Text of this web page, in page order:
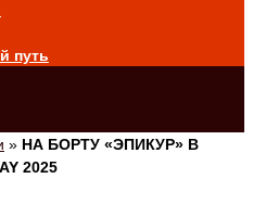
путь
» НА БОРТУ «ЭПИКУР» В
2025